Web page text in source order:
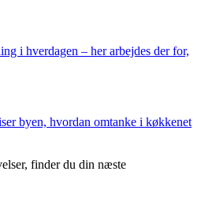
i hverdagen – her arbejdes der for,
byen, hvordan omtanke i køkkenet
finder du din næste